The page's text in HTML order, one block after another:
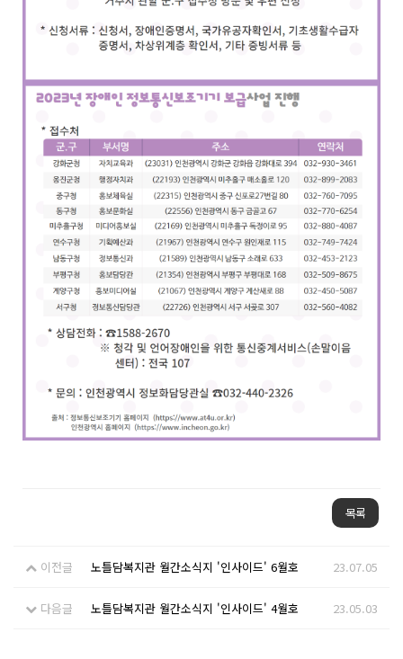
목록
이전글 노틀담복지관 월간소식지 '인사이드' 6월호 23.07.05
다음글 노틀담복지관 월간소식지 '인사이드' 4월호 23.05.03